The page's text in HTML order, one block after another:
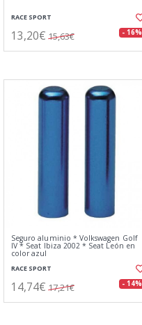
RACE SPORT
13,20€ 15,63€ - 16%
Seguro aluminio * Volkswagen Golf
IV * Seat Ibiza 2002 * Seat León en
color azul
RACE SPORT
14,74€ 17,21€ - 14%